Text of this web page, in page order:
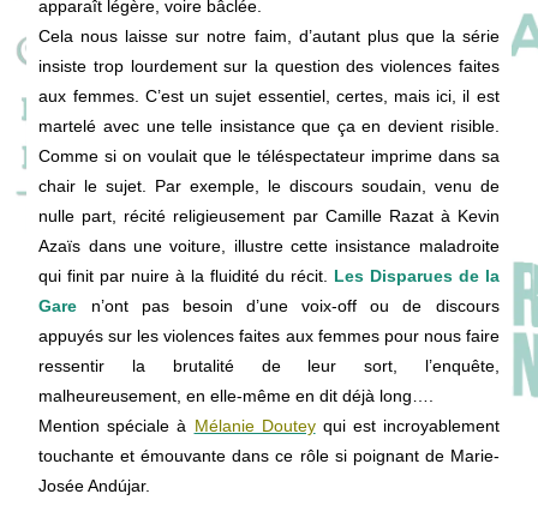
apparaît légère, voire bâclée.
Cela nous laisse sur notre faim, d’autant plus que la série
insiste trop lourdement sur la question des violences faites
aux femmes. C’est un sujet essentiel, certes, mais ici, il est
martelé avec une telle insistance que ça en devient risible.
Comme si on voulait que le téléspectateur imprime dans sa
chair le sujet. Par exemple, le discours soudain, venu de
nulle part, récité religieusement par Camille Razat à Kevin
Azaïs dans une voiture, illustre cette insistance maladroite
qui finit par nuire à la fluidité du récit. Les Disparues de la
Gare n’ont pas besoin d’une voix-off ou de discours
appuyés sur les violences faites aux femmes pour nous faire
ressentir la brutalité de leur sort, l’enquête,
malheureusement, en elle-même en dit déjà long….
Mention spéciale à Mélanie Douteyqui est incroyablement
touchante et émouvante dans ce rôle si poignant de Marie-
Josée Andújar.